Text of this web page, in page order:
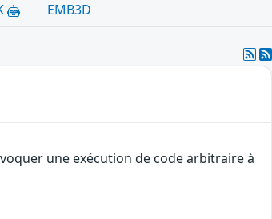
EMB3D
une exécution de code arbitraire à